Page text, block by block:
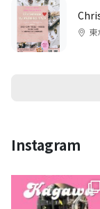
東
Instagram